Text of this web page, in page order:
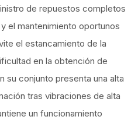
de repuestos completos
el mantenimiento oportunos
el estancamiento de la
en la obtención de
su conjunto presenta una alta
tras vibraciones de alta
un funcionamiento